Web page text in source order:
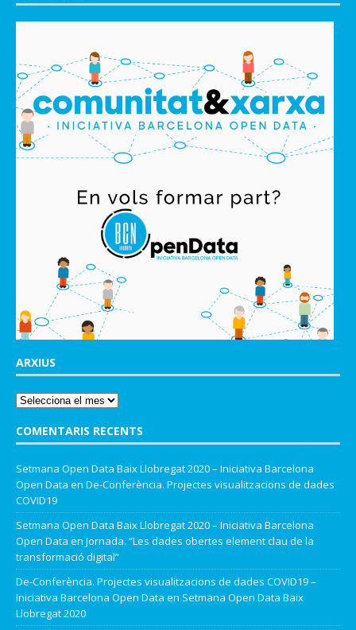
ARXIUS
COMENTARIS RECENTS
Setmana Open Data Baix Llobregat 2020 – Iniciativa Barcelona
Open Data en De-Conferència. Projectes visualitzacions de dades
COVID19
Setmana Open Data Baix Llobregat 2020 – Iniciativa Barcelona
Open Data en Jornada. “Les dades obertes element clau de la
transformació digital”
De-Conferència. Projectes visualitzacions de dades COVID19 –
Iniciativa Barcelona Open Data en Setmana Open Data Baix
Llobregat 2020